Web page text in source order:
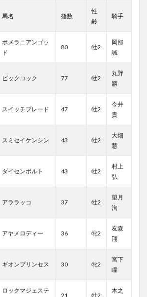
馬名 指数
性
齢
騎手
ポメラニアンゴッ
ド
80 牡2
岡部
誠
ビックコック 77 牡2
丸野
勝
スイッチブレード 47 牡2
今井
貴
スミセイケンシン 43 牡2
大畑
慧
ダイセンボルト 43 牡2
村上
弘
アララッコ 37 牡2
望月
洵
アヤメロディー 36 牝2
友森
翔
ギオンプリンセス 30 牝2
宮下
瞳
ロックマジェステ
21 牡2
木之